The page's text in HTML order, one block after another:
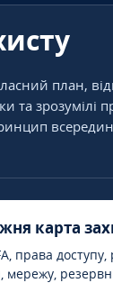
план,
та зрозумілі
карта
права доступу,
мережу,